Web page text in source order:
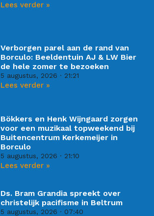
Lees verder »
Verborgen parel aan de rand van
Borculo: Beeldentuin AJ & LW Bier
de hele zomer te bezoeken
5 augustus, 2026 21:21
Lees verder »
Bökkers en Henk Wijngaard zorgen
voor een muzikaal topweekend bij
Buitencentrum Kerkemeijer in
Borculo
5 augustus, 2026 21:10
Lees verder »
Ds. Bram Grandia spreekt over
christelijk pacifisme in Beltrum
5 augustus, 2026 07:40